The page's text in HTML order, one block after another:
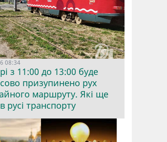
08:34
з 11:00 до 13:00 буде
призупинено рух
маршруту. Які ще
русі транспорту